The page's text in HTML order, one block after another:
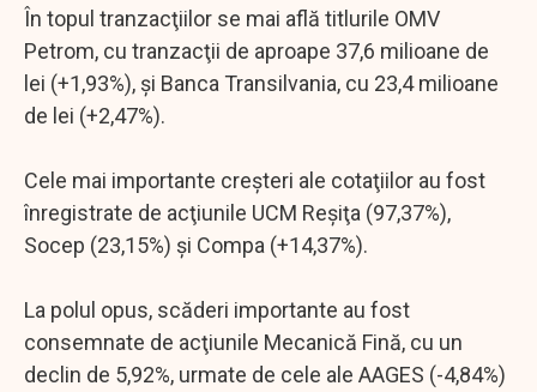
În topul tranzacţiilor se mai află titlurile OMV
Petrom, cu tranzacţii de aproape 37,6 milioane de
lei (+1,93%), şi Banca Transilvania, cu 23,4 milioane
de lei (+2,47%).
Cele mai importante creşteri ale cotaţiilor au fost
înregistrate de acţiunile UCM Reşiţa (97,37%),
Socep (23,15%) şi Compa (+14,37%).
La polul opus, scăderi importante au fost
consemnate de acţiunile Mecanică Fină, cu un
declin de 5,92%, urmate de cele ale AAGES (-4,84%)